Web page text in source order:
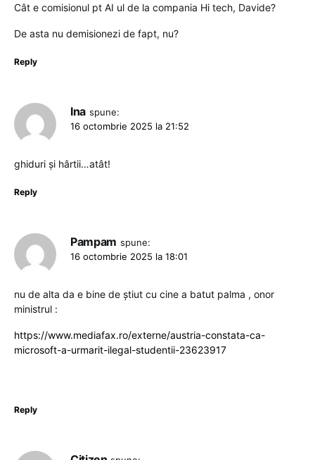
Cât e comisionul pt AI ul de la compania Hi tech, Davide?
De asta nu demisionezi de fapt, nu?
Reply
Ina spune:
16 octombrie 2025 la 21:52
ghiduri și hârtii…atât!
Reply
Pampam spune:
16 octombrie 2025 la 18:01
nu de alta da e bine de știut cu cine a batut palma , onor
ministrul :
https://www.mediafax.ro/externe/austria-constata-ca-
microsoft-a-urmarit-ilegal-studentii-23623917
Reply